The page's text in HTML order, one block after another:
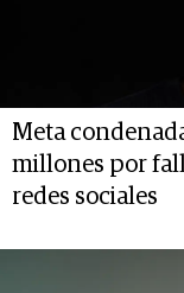
Meta
millones por
redes sociales